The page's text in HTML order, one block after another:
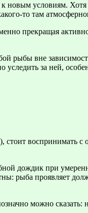
новым условиям. Хотя
то там
прекращая
рыбы вне
за ней,
воспринимать с
дождик при
рыба проявляет
можно сказать: